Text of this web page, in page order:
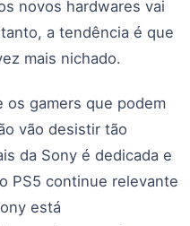
novos hardwares vai
a tendência é que
mais nichado.
os gamers que podem
vão desistir tão
da Sony é dedicada e
PS5 continue relevante
está